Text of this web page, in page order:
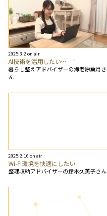
2025.3.2 on air
AI技術を活用したい…
暮らし整えアドバイザーの海老原葉月さ
ん
2025.2.16 on air
Wi-Fi環境を快適にしたい…
整理収納アドバイザーの鈴木久美子さん